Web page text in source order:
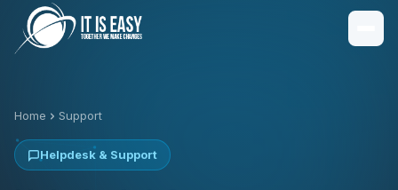
Home Support
Helpdesk & Support